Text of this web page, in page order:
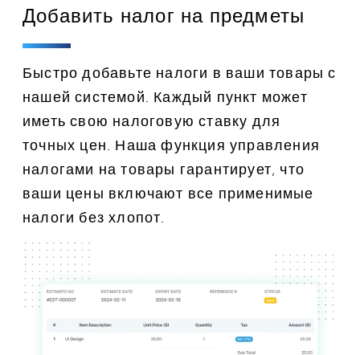
Добавить налог на предметы
Быстро добавьте налоги в ваши товары с
нашей системой. Каждый пункт может
иметь свою налоговую ставку для
точных цен. Наша функция управления
налогами на товары гарантирует, что
ваши цены включают все применимые
налоги без хлопот.